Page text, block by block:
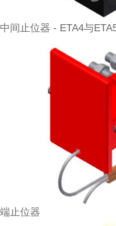
中间止位器 - ETA4与
端止位器